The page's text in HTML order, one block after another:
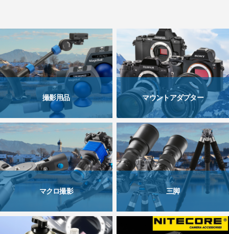
撮影用品 マウントアダプター
マクロ撮影 三脚